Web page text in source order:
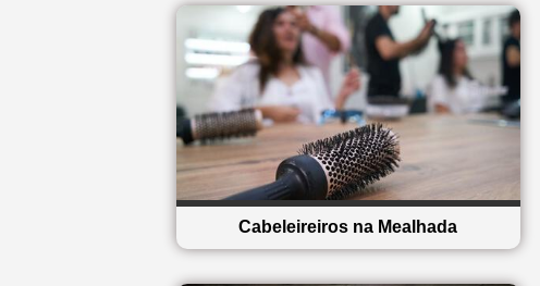
Cabeleireiros na Mealhada